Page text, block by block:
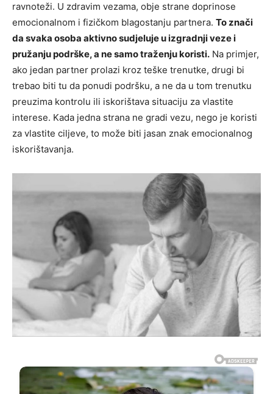
ravnoteži. U zdravim vezama, obje strane doprinose
emocionalnom i fizičkom blagostanju partnera. To znači
da svaka osoba aktivno sudjeluje u izgradnji veze i
pružanju podrške, a ne samo traženju koristi. Na primjer,
ako jedan partner prolazi kroz teške trenutke, drugi bi
trebao biti tu da ponudi podršku, a ne da u tom trenutku
preuzima kontrolu ili iskorištava situaciju za vlastite
interese. Kada jedna strana ne gradi vezu, nego je koristi
za vlastite ciljeve, to može biti jasan znak emocionalnog
iskorištavanja.